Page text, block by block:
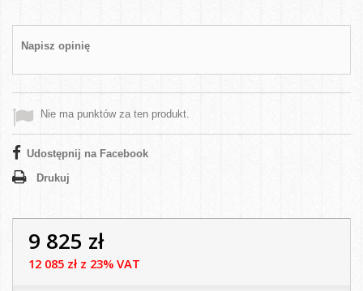
Napisz opinię
Nie ma punktów za ten produkt.
Udostępnij na Facebook
Drukuj
9 825 zł
12 085 zł z 23% VAT